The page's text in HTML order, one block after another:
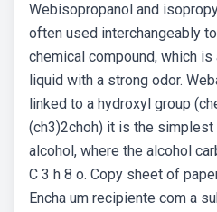
Webisopropanol and
often used interchangeably
chemical compound, which
liquid with a strong odor.
linked to a hydroxyl group
(ch3)2choh) it is the
alcohol, where the alcohol
C 3 h 8 o. Copy sheet of
Encha um recipiente com a